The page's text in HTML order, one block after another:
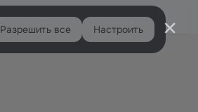
Войти
Разрешить все Настроить